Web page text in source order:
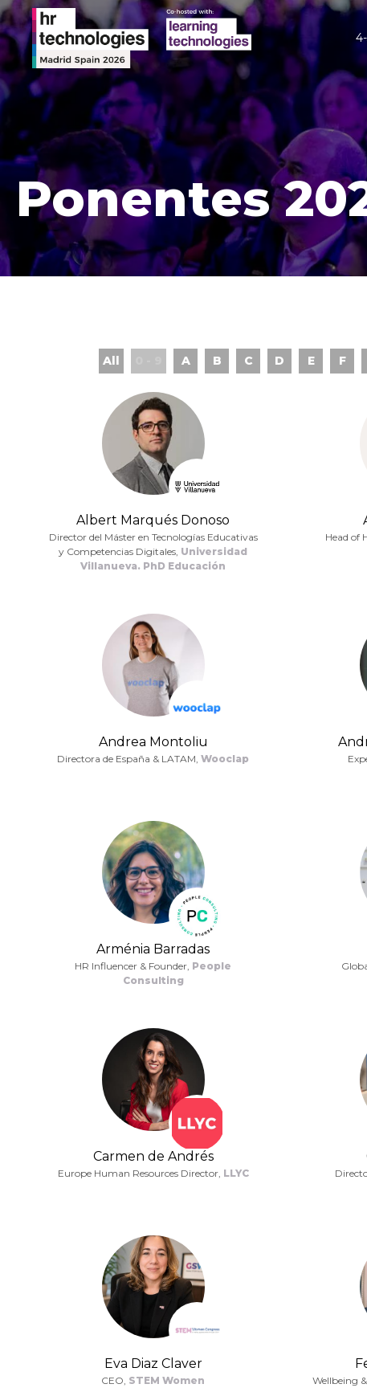
Ponentes
All A B C D E F
Albert Marqués Donoso
Director del Máster en Tecnologías Educativas
y Competencias Digitales, Universidad
Villanueva. PhD Educación
Head of
Andrea Montoliu
Directora de España & LATAM, Wooclap
Arménia Barradas
HR Influencer & Founder, People
Consulting
Carmen de Andrés
Europe Human Resources Director, LLYC
Eva Diaz Claver
CEO, STEM Women
Wellbeing